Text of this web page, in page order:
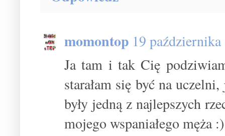
momontop 19
Ja tam i tak Cię
starałam się być na
były jedną z najlepszych
mojego wspaniałego męża :)